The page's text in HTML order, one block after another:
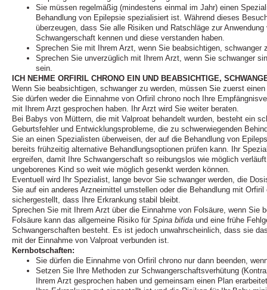
Sie müssen regelmäßig (mindestens einmal im Jahr) einen
Behandlung von Epilepsie spezialisiert ist. Während dieses
überzeugen, dass Sie alle Risiken und Ratschläge zur Anwendung
Schwangerschaft kennen und diese verstanden haben.
Sprechen Sie mit Ihrem Arzt, wenn Sie beabsichtigen, schwanger
Sprechen Sie unverzüglich mit Ihrem Arzt, wenn Sie schwanger
sein.
ICH NEHME ORFIRIL CHRONO EIN UND BEABSICHTIGE,
Wenn Sie beabsichtigen, schwanger zu werden, müssen Sie zuerst
Sie dürfen weder die Einnahme von Orfiril chrono noch Ihre
mit Ihrem Arzt gesprochen haben. Ihr Arzt wird Sie weiter beraten.
Bei Babys von Müttern, die mit Valproat behandelt wurden, besteht ein
Geburtsfehler und Entwicklungsprobleme, die zu schwerwiegenden
Sie an einen Spezialisten überweisen, der auf die Behandlung von
bereits frühzeitig alternative Behandlungsoptionen prüfen kann. Ihr
ergreifen, damit Ihre Schwangerschaft so reibungslos wie möglich
ungeborenes Kind so weit wie möglich gesenkt werden können.
Eventuell wird Ihr Spezialist, lange bevor Sie schwanger werden, die
Sie auf ein anderes Arzneimittel umstellen oder die Behandlung mit
sichergestellt, dass Ihre Erkrankung stabil bleibt.
Sprechen Sie mit Ihrem Arzt über die Einnahme von Folsäure, wenn Sie
Folsäure kann das allgemeine Risiko für Spina bifida und eine frühe
Schwangerschaften besteht. Es ist jedoch unwahrscheinlich, dass sie
mit der Einnahme von Valproat verbunden ist.
Kernbotschaften:
Sie dürfen die Einnahme von Orfiril chrono nur dann beenden,
Setzen Sie Ihre Methoden zur Schwangerschaftsverhütung
Ihrem Arzt gesprochen haben und gemeinsam einen Plan